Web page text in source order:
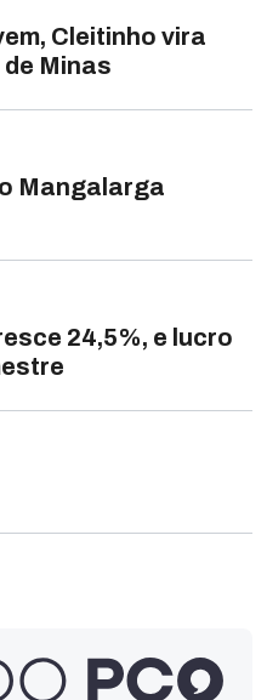
Cleitinho vira
Minas
Mangalarga
24,5%, e lucro